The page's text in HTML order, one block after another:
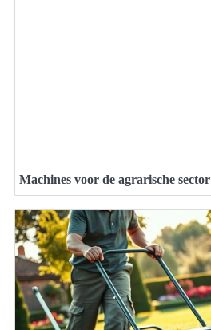
Machines voor de agrarische sector